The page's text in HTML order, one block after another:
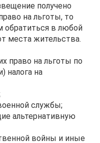
получено
на льготы, то
обратиться в любой
места жительства.
право на льготы по
налога на
службы;
альтернативную
войны и иные